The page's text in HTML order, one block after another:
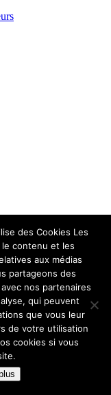
des Cookies Les
contenu et les
aux médias
partageons des
nos partenaires
qui peuvent
que vous leur
de votre utilisation
cookies si vous